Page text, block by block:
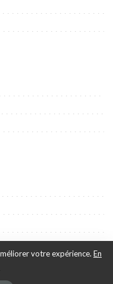
réservés | Créé par Ewing
votre expérience. En